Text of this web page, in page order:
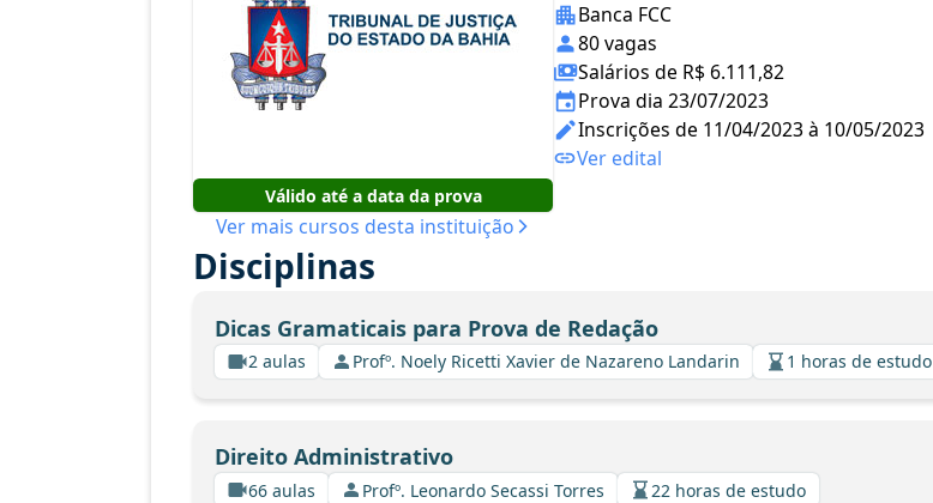
Válido até a data da prova
Ver mais cursos desta instituição
Banca FCC
80 vagas
Salários de R$ 6.111,82
Prova dia 23/07/2023
Inscrições de 11/04/2023 à 10/05/2023
Ver edital
Disciplinas
Dicas Gramaticais para Prova de Redação
2 aulas Profº. Noely Ricetti Xavier de Nazareno Landarin 1 horas de estudo
Direito Administrativo
66 aulas Profº. Leonardo Secassi Torres 22 horas de estudo